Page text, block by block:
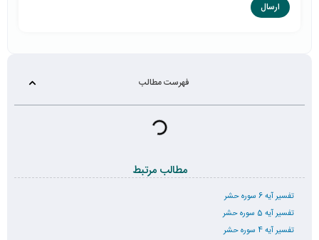
فهرست مطالب
مطالب مرتبط
تفسیر آیه 6 سوره حشر
تفسیر آیه 5 سوره حشر
تفسیر آیه 4 سوره حشر